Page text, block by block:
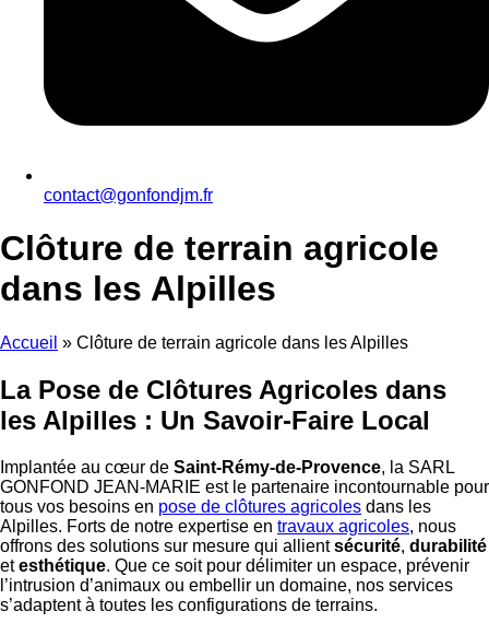
contact@gonfondjm.fr
Clôture de terrain agricole
dans les Alpilles
Accueil » Clôture de terrain agricole dans les Alpilles
La Pose de Clôtures Agricoles dans
les Alpilles : Un Savoir-Faire Local
Implantée au cœur de Saint-Rémy-de-Provence, la SARL
GONFOND JEAN-MARIE est le partenaire incontournable pour
tous vos besoins en pose de clôtures agricoles dans les
Alpilles. Forts de notre expertise en travaux agricoles, nous
offrons des solutions sur mesure qui allientsécurité, durabilité
etesthétique. Que ce soit pour délimiter un espace, prévenir
l’intrusion d’animaux ou embellir un domaine, nos services
s’adaptent à toutes les configurations de terrains.